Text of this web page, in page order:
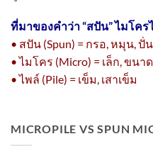
ที่มาของคำว่า “สปัน” ไมโคร
• สปัน (Spun) = กรอ, หมุน, ปั่น
• ไมโคร (Micro) = เล็ก, ขนา
• ไพล์ (Pile) = เข็ม, เสาเข็ม
MICROPILE VS SPUN